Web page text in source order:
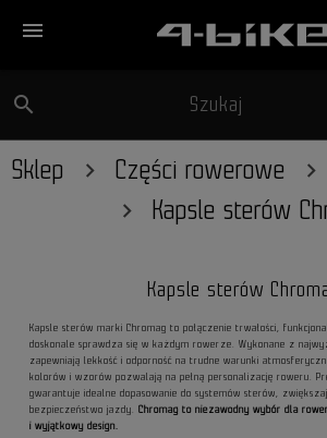
menu
search Szukaj
Sklep Części rowerowe
Kapsle sterów
Kapsle sterów
Kapsle sterów marki Chromag to połączenie trwałości,
doskonale sprawdza się w każdym rowerze. Wykonane z
zapewniają lekkość i odporność na trudne warunki
kolorów i wzorów pozwalają na pełną personalizację roweru.
gwarantuje idealne dopasowanie do systemów sterów,
bezpieczeństwo jazdy.
Chromag to niezawodny wybór dla
i wyjątkowy design.